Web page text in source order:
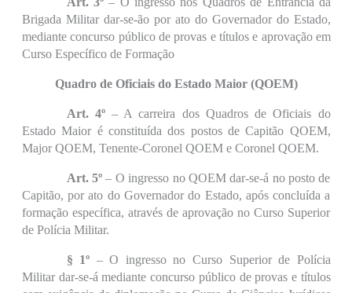
Brigada Militar dar-se-ão por ato do Governador do Estado,
mediante concurso público de provas e títulos e aprovação em
Curso Específico de Formação
Quadro de Oficiais do Estado Maior (QOEM)
Art. 4º– A carreira dos Quadros de Oficiais do
Estado Maior é constituída dos postos de Capitão QOEM,
Major QOEM, Tenente-Coronel QOEM e Coronel QOEM.
Art. 5º– O ingresso no QOEM dar-se-á no posto de
Capitão, por ato do Governador do Estado, após concluída a
formação específica, através de aprovação no Curso Superior
de Polícia Militar.
§ 1º – O ingresso no Curso Superior de Polícia
Militar dar-se-á mediante concurso público de provas e títulos